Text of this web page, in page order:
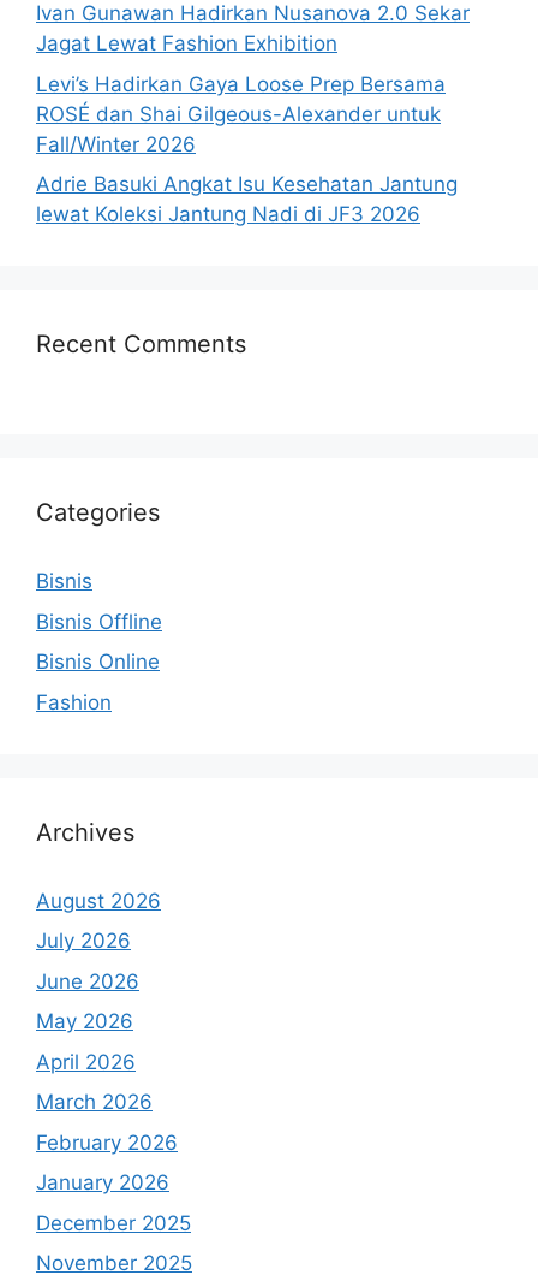
Ivan Gunawan Hadirkan Nusanova 2.0 Sekar
Jagat Lewat Fashion Exhibition
Levi’s Hadirkan Gaya Loose Prep Bersama
ROSÉ dan Shai Gilgeous-Alexander untuk
Fall/Winter 2026
Adrie Basuki Angkat Isu Kesehatan Jantung
lewat Koleksi Jantung Nadi di JF3 2026
Recent Comments
Categories
Bisnis
Bisnis Offline
Bisnis Online
Fashion
Archives
August 2026
July 2026
June 2026
May 2026
April 2026
March 2026
February 2026
January 2026
December 2025
November 2025